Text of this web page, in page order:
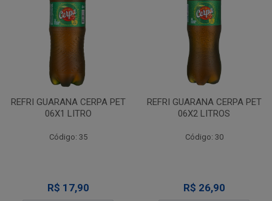
REFRI GUARANA CERPA PET
06X1 LITRO
Código: 35
R$ 17,90
REFRI GUARANA CERPA PET
06X2 LITROS
Código: 30
R$ 26,90